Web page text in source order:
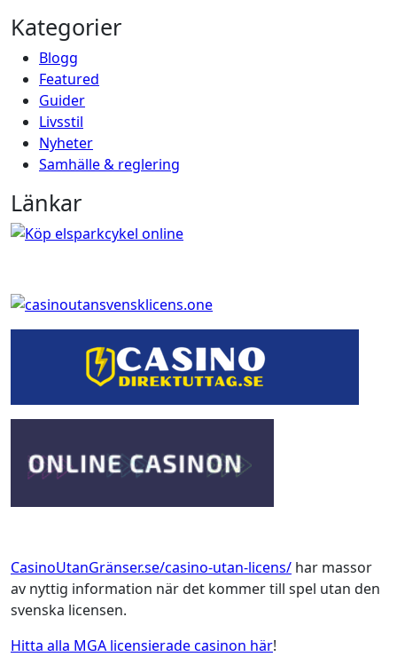
Kategorier
Blogg
Featured
Guider
Livsstil
Nyheter
Samhälle & reglering
Länkar
CasinoUtanGränser.se/casino-utan-licens/ har massor
av nyttig information när det kommer till spel utan den
svenska licensen.
Hitta alla MGA licensierade casinon här!